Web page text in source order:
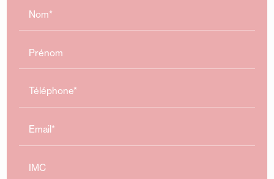
Nom*
Prénom
Téléphone*
Email*
IMC